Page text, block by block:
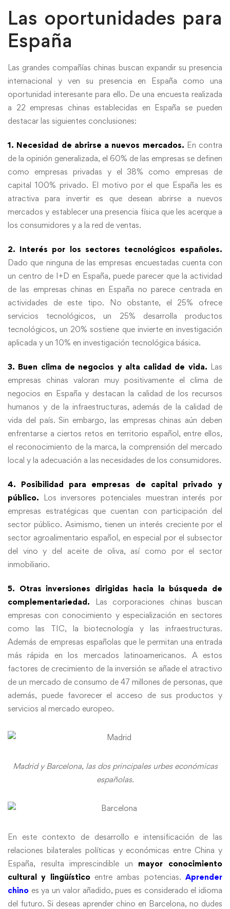
Las oportunidades para
España
Las grandes compañías chinas buscan expandir su presencia
internacional y ven su presencia en España como una
oportunidad interesante para ello. De una encuesta realizada
a 22 empresas chinas establecidas en España se pueden
destacar las siguientes conclusiones:
1. Necesidad de abrirse a nuevos mercados. En contra
de la opinión generalizada, el 60% de las empresas se definen
como empresas privadas y el 38% como empresas de
capital 100% privado. El motivo por el que España les es
atractiva para invertir es que desean abrirse a nuevos
mercados y establecer una presencia física que les acerque a
los consumidores y a la red de ventas.
2. Interés por los sectores tecnológicos españoles.
Dado que ninguna de las empresas encuestadas cuenta con
un centro de I+D en España, puede parecer que la actividad
de las empresas chinas en España no parece centrada en
actividades de este tipo. No obstante, el 25% ofrece
servicios tecnológicos, un 25% desarrolla productos
tecnológicos, un 20% sostiene que invierte en investigación
aplicada y un 10% en investigación tecnológica básica.
3. Buen clima de negocios y alta calidad de vida. Las
empresas chinas valoran muy positivamente el clima de
negocios en España y destacan la calidad de los recursos
humanos y de la infraestructuras, además de la calidad de
vida del país. Sin embargo, las empresas chinas aún deben
enfrentarse a ciertos retos en territorio español, entre ellos,
el reconocimiento de la marca, la comprensión del mercado
local y la adecuación a las necesidades de los consumidores.
4. Posibilidad para empresas de capital privado y
público. Los inversores potenciales muestran interés por
empresas estratégicas que cuentan con participación del
sector público. Asimismo, tienen un interés creciente por el
sector agroalimentario español, en especial por el subsector
del vino y del aceite de oliva, así como por el sector
inmobiliario.
5. Otras inversiones dirigidas hacia la búsqueda de
complementariedad.
Las corporaciones chinas buscan
empresas con conocimiento y especialización en sectores
como las TIC, la biotecnología y las infraestructuras.
Además de empresas españolas que le permitan una entrada
más rápida en los mercados latinoamericanos. A estos
factores de crecimiento de la inversión se añade el atractivo
de un mercado de consumo de 47 millones de personas, que
además, puede favorecer el acceso de sus productos y
servicios al mercado europeo.
Madrid y Barcelona, las dos principales urbes económicas
españolas.
En este contexto de desarrollo e intensificación de las
relaciones bilaterales políticas y económicas entre China y
España, resulta imprescindible un
mayor conocimiento
cultural y lingüísticoentre ambas potencias.Aprender
chino es ya un valor añadido, pues es considerado el idioma
del futuro. Si deseas aprender chino en Barcelona, no dudes